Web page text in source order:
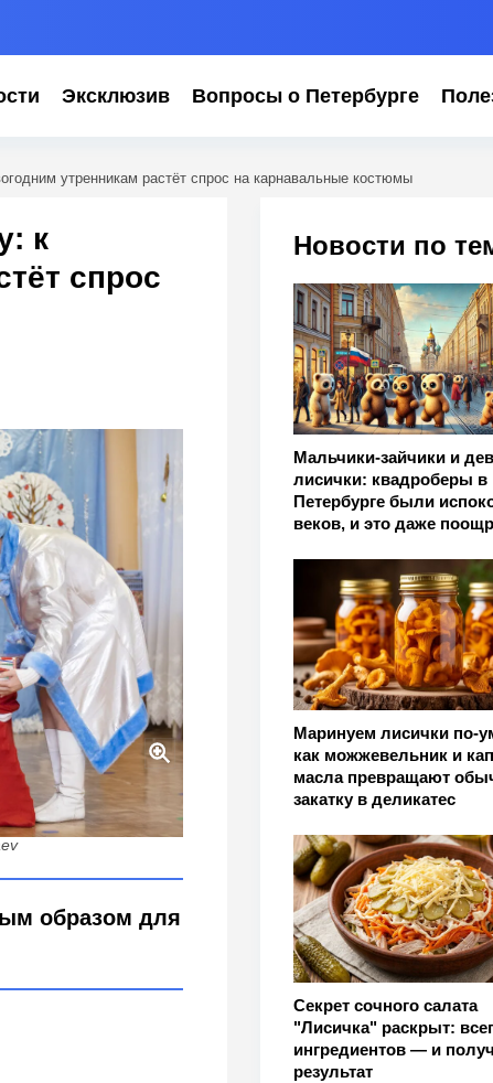
Эксклюзив Вопросы о Петербурге
утренникам растёт спрос на карнавальные костюмы
Новости по
Мальчики-зайчики и
лисички: квадроберы в
Петербурге были
веков, и это даже
Маринуем лисички по-
как можжевельник и
масла превращают
закатку в деликатес
Секрет сочного салата
"Лисичка" раскрыт:
ингредиентов — и
результат
к
спрос
растёт спрос на
образом для